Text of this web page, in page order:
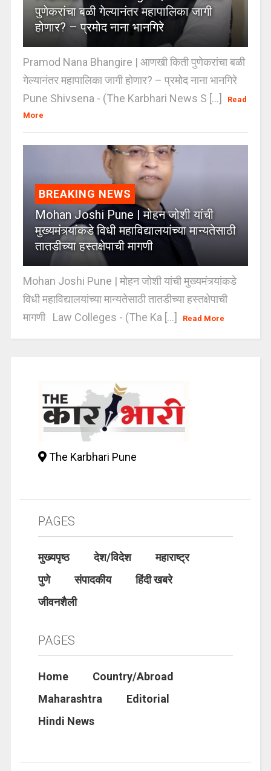
पुणेकरांचा बळी गेल्यानंतर महापालिका जागी
होणार? – प्रमोद नाना भानगिरे
Pramod Nana Bhangire | आणखी किती पुणेकरांचा बळी
गेल्यानंतर महापालिका जागी होणार? – प्रमोद नाना भानगिरे
Pune Shivsena - (The Karbhari News S [...]
Read
More
BREAKING NEWS
Mohan Joshi Pune | मोहन जोशी यांची
मुख्यमंत्र्यांकडे विधी महाविद्यालयांच्या मान्यतेसाठी
तातडीच्या हस्तक्षेपाची मागणी
Mohan Joshi Pune | मोहन जोशी यांची मुख्यमंत्र्यांकडे
विधी महाविद्यालयांच्या मान्यतेसाठी तातडीच्या हस्तक्षेपाची
मागणी Law Colleges - (The Ka [...]
Read More
The Karbhari Pune
PAGES
मुख्यपृष्ठ देश/विदेश
महाराष्ट्र
पुणे
संपादकीय
हिंदी खबरे
जीवनशैली
PAGES
Home
Country/Abroad
Maharashtra
Editorial
Hindi News